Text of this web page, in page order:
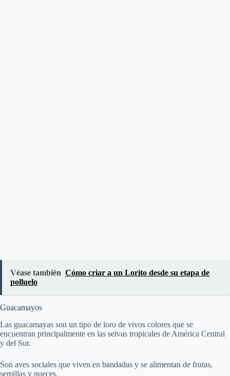
Véase también Cómo criar a un Lorito desde su etapa de
polluelo
Guacamayos
Las guacamayas son un tipo de loro de vivos colores que se
encuentran principalmente en las selvas tropicales de América Central
y del Sur.
Son aves sociales que viven en bandadas y se alimentan de frutas,
semillas y nueces.